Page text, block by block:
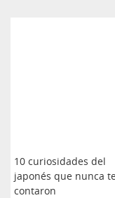
10 curiosidades del
japonés que nunca
contaron